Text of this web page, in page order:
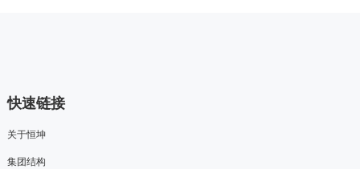
快速链接
关于恒坤
集团结构